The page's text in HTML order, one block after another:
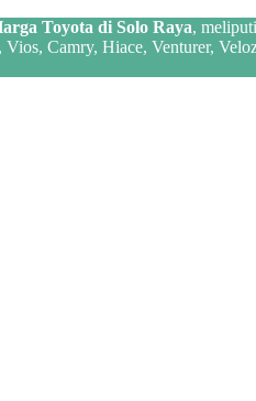
Toyota di Solo Raya,
Vios, Camry, Hiace, Venturer,